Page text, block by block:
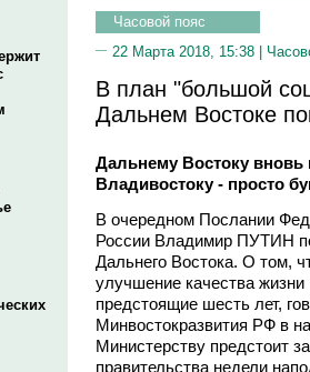
Часовой пояс
22 Марта 2018, 15:38 |
В план "большой
Дальнем Востоке
Дальнему Востоку вновь
Владивостоку - просто
В очередном Послании
России Владимир ПУТИН
Дальнего Востока. О том,
улучшение качества
предстоящие шесть лет,
Минвостокразвития РФ в
Министерству предстоит
правительства недели